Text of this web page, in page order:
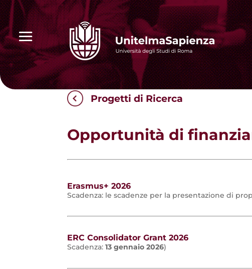
Progetti di Ricerca
Opportunità di
Erasmus+ 2026
Scadenza: le scadenze per la presentazione di
ERC Consolidator Grant 2026
Scadenza:13 gennaio 2026)